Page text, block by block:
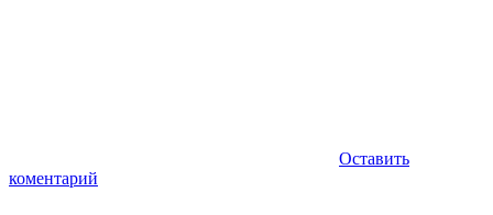
Оставить
коментарий